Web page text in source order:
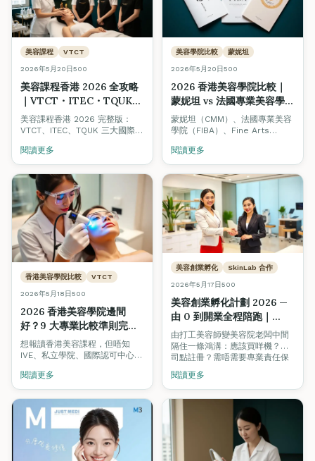
美容課程 VTCT
2026年5月20日500
美容課程香港 2026 全攻略
｜VTCT・ITEC・TQUK
證書文憑比較、學費、美容
師人工
美容課程香港 2026 完整版：
VTCT、ITEC、TQUK 三大國際認
師人工幾多？一次過解答，附 8
大揀學校要點同 10 條 FAQ。
閱讀更多
美容學院比較 蒙妮坦
2026年5月20日500
2026 香港美容學院比較｜
蒙妮坦 vs 法國專業美容學院
FIBA vs Fine Arts
Academy：認證、課程、就
業、創業生態全方位對照
蒙妮坦（CMM）、法國專業美容
學院（FIBA）、Fine Arts
間都係香港有歷史嘅美容培訓機
構，但定位、強項、配套生態大
不同。本文中立比較三者嘅認證
體系、課程深度、學費、就業支
援，並解釋點解 Fine Arts 同時
搞 Beauty Stars 美容院認證、
Job Board 美業招聘平台同創業
孵化計劃 — 因為我哋相信整個行
業要一齊升級。
閱讀更多
香港美容學院比較 VTCT
2026年5月18日500
2026 香港美容學院邊間
好？9 大專業比較準則完整
指南（VTCT・ITEC・
TQUK 認證學院實用對照）
想報讀香港美容課程，但唔知
IVE、私立學院、國際認可中心之
則（國際認證、班級規模、考試
合格率、光牌可否、就業支援、
韓國證書、價格透明度、開課保
證、教學語言）幫你建立揀學院
嘅完整框架，並附上 Fine Arts
International Academy 嘅實際
數據作對照參考。
閱讀更多
美容創業孵化 SkinLab 合作
2026年5月17日500
美容創業孵化計劃 2026 —
由 0 到開業全程陪跑｜
SkinLab 贊助・Fine Arts
Academy 認可
由打工美容師變美容院老闆中間
隔住一條鴻溝：應該買咩機？公
司點註冊？需唔需要專業責任保
險？租邊區先有客？我哋全新推
出嘅「美容創業孵化計劃」由
SkinLab 贊助器材優惠，Fine
由器材採購、公司註冊、商業保
險、選址，到客源建立全程陪
閱讀更多